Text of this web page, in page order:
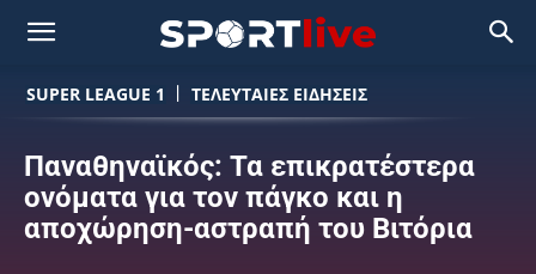
SUPER LEAGUE 1 ΤΕΛΕΥΤΑΙΕΣ ΕΙΔΗΣΕΙΣ
Παναθηναϊκός: Τα επικρατέστερα
ονόματα για τον πάγκο και η
αποχώρηση-αστραπή του Βιτόρια